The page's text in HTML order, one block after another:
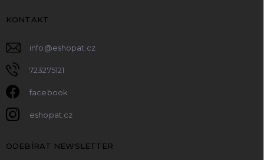
KONTAKT
info@eshopat.cz
723275121
facebook
eshopat.cz
ODEBÍRAT NEWSLETTER